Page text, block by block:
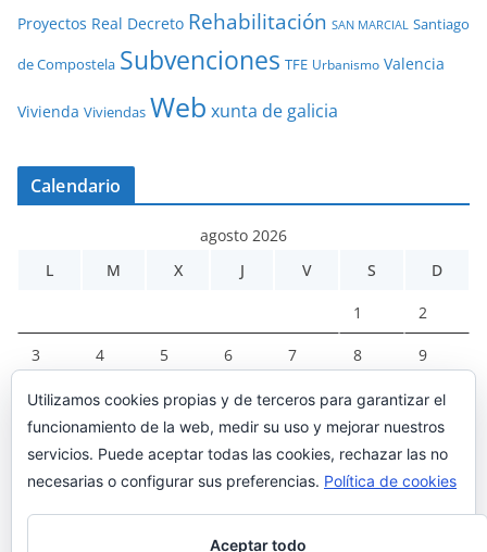
Proyectos Real Decreto Rehabilitación SAN MARCIAL Santiago
de Compostela Subvenciones TFE Urbanismo Valencia
Vivienda Viviendas Web xunta de galicia
Calendario
agosto 2026
L
M X J V S D
1 2
3 4 5 6 7 8 9
10 11 12 13 14 15 16
17 18 19 20 21 22 23
24 25 26 27 28 29 30
Utilizamos cookies propias y de terceros para garantizar el
funcionamiento de la web, medir su uso y mejorar nuestros
servicios. Puede aceptar todas las cookies, rechazar las no
necesarias o configurar sus preferencias. Política de cookies
Aceptar todo